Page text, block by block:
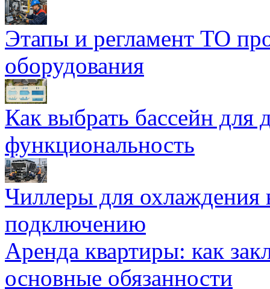
Этапы и регламент ТО
оборудования
Как выбрать бассейн для
функциональность
Чиллеры для охлаждения
подключению
Аренда квартиры: как
основные обязанности